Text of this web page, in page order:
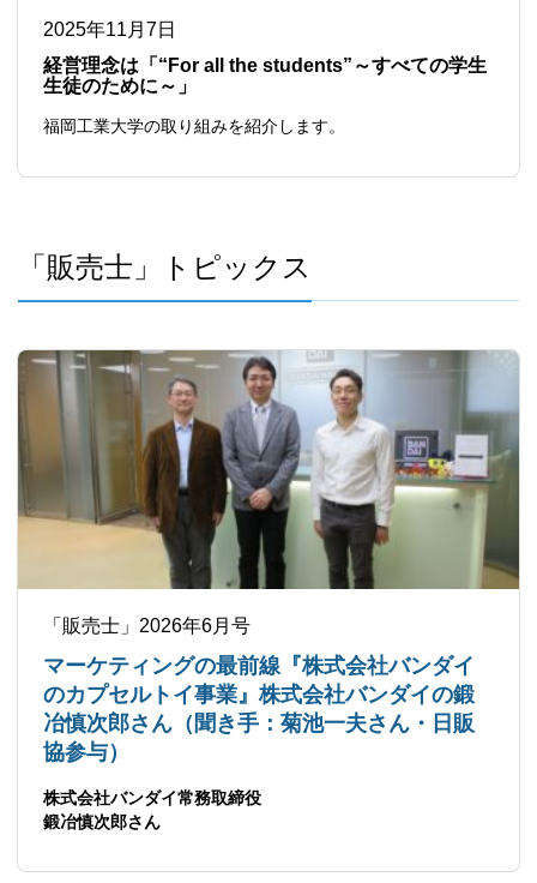
2025年11月7日
経営理念は「“For all the students”～すべての学生
生徒のために～」
福岡工業大学の取り組みを紹介します。
「販売士」トピックス
「販売士」2026年6月号
マーケティングの最前線『株式会社バンダイ
のカプセルトイ事業』株式会社バンダイの鍛
冶慎次郎さん（聞き手：菊池一夫さん・日販
協参与）
株式会社バンダイ常務取締役
鍛冶慎次郎さん